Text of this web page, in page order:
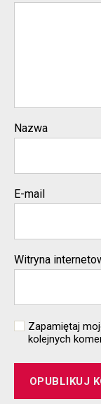
Nazwa
E-mail
Witryna
Zapamiętaj
kolejnych